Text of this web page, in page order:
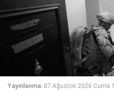
Yayınlanma: 07 Ağustos 2026 Cuma